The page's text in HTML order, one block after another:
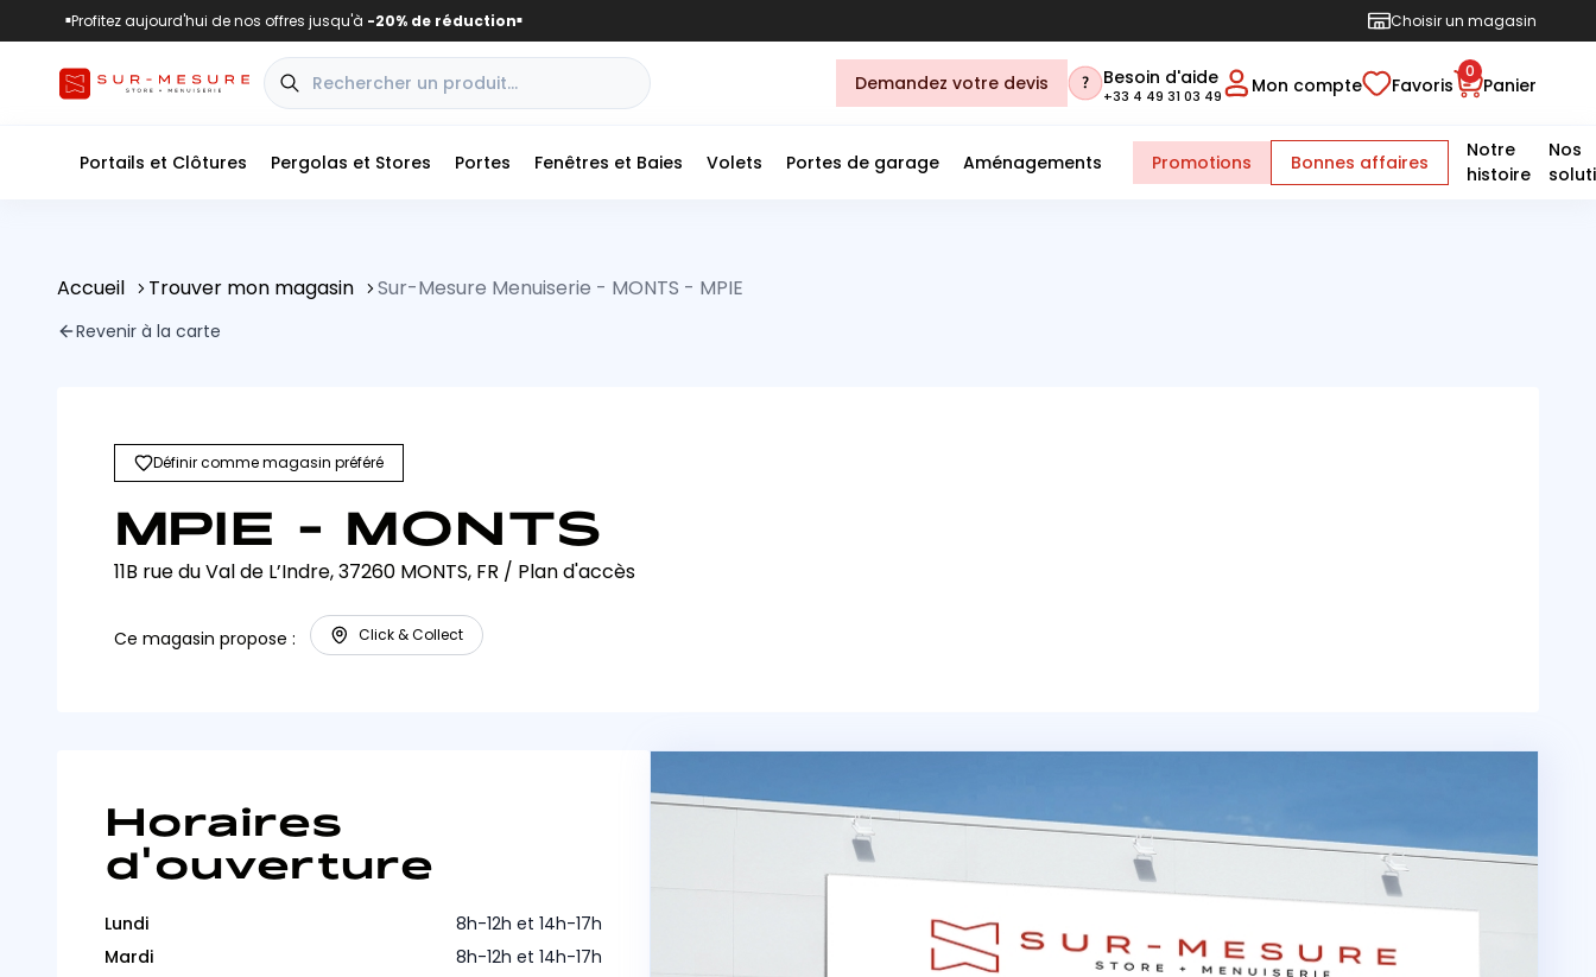
■Profitez aujourd'hui de nos offres jusqu'à -20% de réduction■ Choisir un magasin
Demandez votre devis Besoin d'aide
+33 4 49 31 03 49 Mon compte Favoris
0
Panier
Portails et Clôtures Pergolas et Stores Portes Fenêtres et Baies Volets Portes de garage Aménagements Promotions Bonnes affaires
Notre
histoire
Nos
Accueil Trouver mon magasin Sur-Mesure Menuiserie - MONTS - MPIE
Revenir à la carte
Définir comme magasin préféré
MPIE - MONTS
11B rue du Val de L’Indre, 37260 MONTS, FR / Plan d'accès
Ce magasin propose : Click & Collect
Horaires
d'ouverture
Lundi
8h-12h et 14h-17h
Mardi
8h-12h et 14h-17h